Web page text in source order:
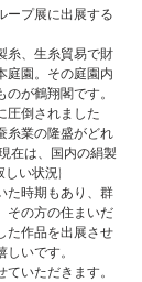
ープ展に出展する
糸、生糸貿易で財
庭園。その庭園内
が鶴翔閣です。
圧倒されました
糸業の隆盛がどれ
在は、国内の絹製
しい状況)
た時期もあり、群
その方の住まいだ
た作品を出展させ
いです。
いただきます。